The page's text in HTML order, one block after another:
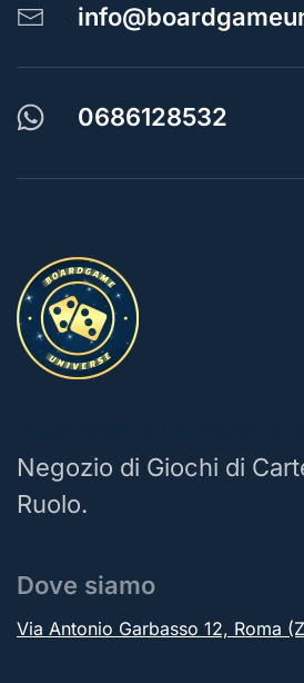
0686128532
Negozio di Giochi di
Ruolo.
Dove siamo
Via Antonio Garbasso 12, Roma